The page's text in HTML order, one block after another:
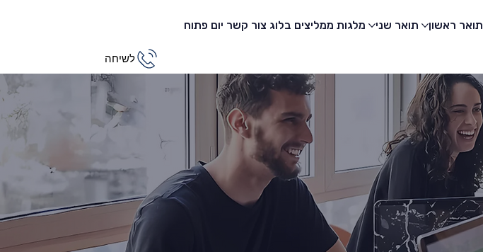
לשיחה
תואר ראשון תואר שני מלגות ממליצים בלוג צור קשר יום פתוח